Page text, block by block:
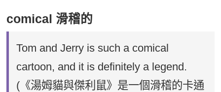
comical 滑稽的
Tom and Jerry is such a comical
cartoon, and it is definitely a legend.
(《湯姆貓與傑利鼠》是一個滑稽的卡通